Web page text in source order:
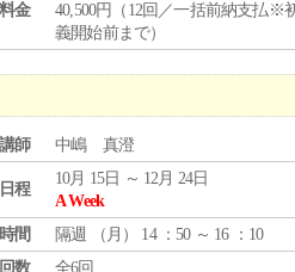
料金
40,500円（12回／一括前納支払※
義開始前まで）
講師 中嶋 真澄
日程
10月 15日 ～ 12月 24日
A Week
時間
隔週 （ 月 ） 14 ：50 ～ 16 ：10
回数
全6回